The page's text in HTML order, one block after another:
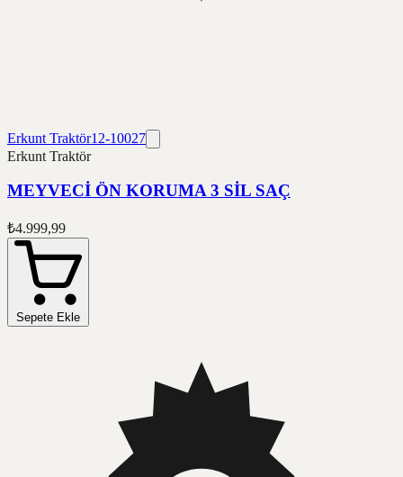
Erkunt Traktör12-10027
Erkunt Traktör
MEYVECİ ÖN KORUMA 3 SİL SAÇ
₺4.999,99
Sepete Ekle